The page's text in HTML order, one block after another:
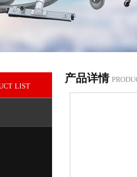
LIST
产品详情